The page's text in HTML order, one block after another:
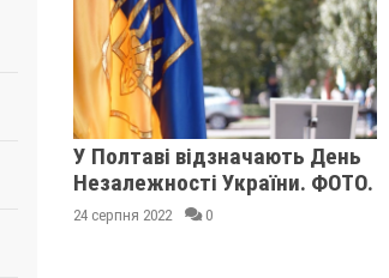
У Полтаві відзначають День
Незалежності України. ФОТО.
24 серпня 2022 0